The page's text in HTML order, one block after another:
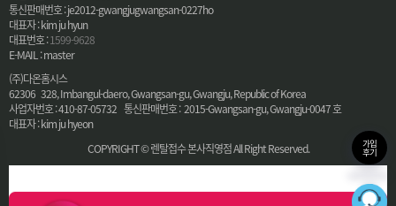
통신판매번호 : je2012-gwangjugwangsan-0227ho
대표자 : kim ju hyun
대표번호 :1599-9628
E-MAIL : master
(주)다온홈시스
62306 328, Imbangul-daero, Gwangsan-gu, Gwangju, Republic of Korea
사업자번호 : 410-87-05732 통신판매번호 : 2015-Gwangsan-gu, Gwangju-0047 호
대표자 : kim ju hyeon
COPYRIGHT © 렌탈접수 본사직영점 All Right Reserved.
가입
후기
365